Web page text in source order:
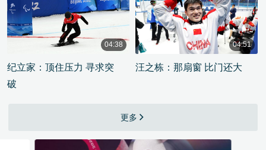
04:38
纪立家：顶住压力 寻求突
破
04:51
汪之栋：那扇窗 比门还大
更多